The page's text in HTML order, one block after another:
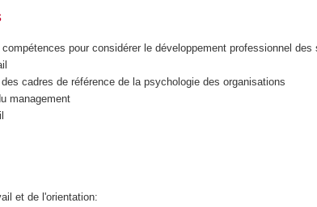
pour considérer le développement professionnel des
cadres de référence de la psychologie des organisations
management
et de l'orientation: